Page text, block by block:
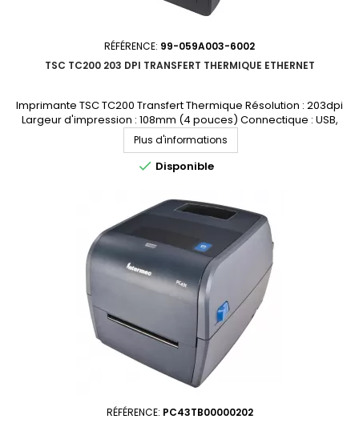
RÉFÉRENCE: 99-059A003-6002
TSC TC200 203 DPI TRANSFERT THERMIQUE ETHERNET
Imprimante TSC TC200 Transfert Thermique Résolution : 203dpi
Largeur d'impression : 108mm (4 pouces) Connectique : USB,
Ethernet, RS232, parallèle Demandez votre devis personnalisé
Plus d'informations
 Disponible
RÉFÉRENCE: PC43TB00000202